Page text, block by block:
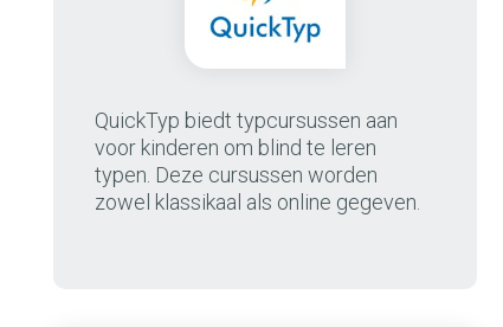
QuickTyp biedt typcursussen aan
voor kinderen om blind te leren
typen. Deze cursussen worden
zowel klassikaal als online gegeven.